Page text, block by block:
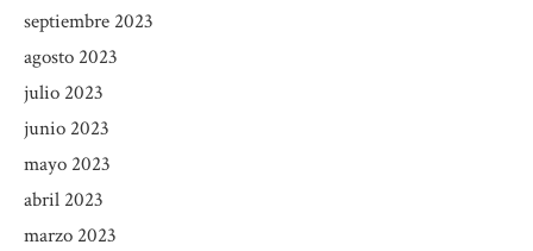
septiembre 2023
agosto 2023
julio 2023
junio 2023
mayo 2023
abril 2023
marzo 2023